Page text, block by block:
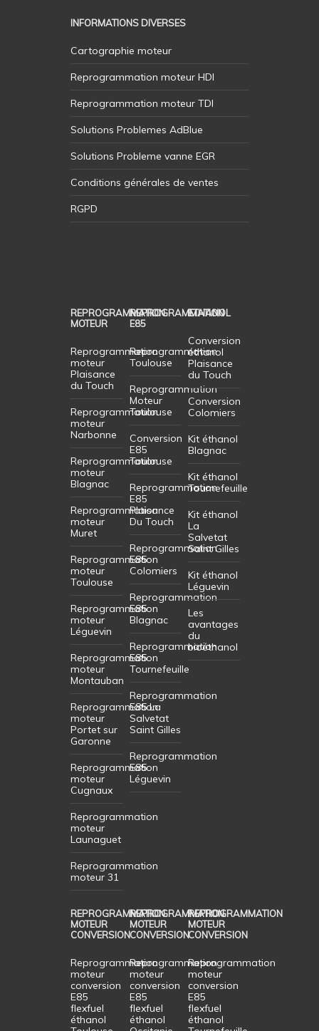
INFORMATIONS DIVERSES
Cartographie moteur
Reprogrammation moteur HDI
Reprogrammation moteur TDI
Solutions Problemes AdBlue
Solutions Probleme vanne EGR
Conditions générales de ventes
RGPD
REPROGRAMMATION
MOTEUR
Reprogrammation
moteur
Plaisance
du Touch
Reprogrammation
moteur
Narbonne
Reprogrammation
moteur
Blagnac
Reprogrammation
moteur
Muret
Reprogrammation
moteur
Toulouse
Reprogrammation
moteur
Léguevin
Reprogrammation
moteur
Montauban
Reprogrammation
moteur
Portet sur
Garonne
Reprogrammation
moteur
Cugnaux
Reprogrammation
moteur
Launaguet
Reprogrammation
moteur 31
REPROGRAMMATION
E85
Reprogrammation
Toulouse
Reprogrammation
Moteur
Toulouse
Conversion
E85
Toulouse
Reprogrammation
E85
Plaisance
Du Touch
Reprogrammation
E85
Colomiers
Reprogrammation
E85
Blagnac
Reprogrammation
E85
Tournefeuille
Reprogrammation
E85 La
Salvetat
Saint Gilles
Reprogrammation
E85
Léguevin
ETHANOL
Conversion
éthanol
Plaisance
du Touch
Conversion
Colomiers
Kit éthanol
Blagnac
Kit éthanol
Tournefeuille
Kit éthanol
La
Salvetat
Saint Gilles
Kit éthanol
Léguevin
Les
avantages
du
bioéthanol
REPROGRAMMATION
MOTEUR
CONVERSION
Reprogrammation
moteur
conversion
E85
flexfuel
éthanol
REPROGRAMMATION
MOTEUR
CONVERSION
Reprogrammation
moteur
conversion
E85
flexfuel
éthanol
REPROGRAMMATION
MOTEUR
CONVERSION
Reprogrammation
moteur
conversion
E85
flexfuel
éthanol